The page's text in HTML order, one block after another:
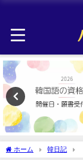
ホーム 韓日記